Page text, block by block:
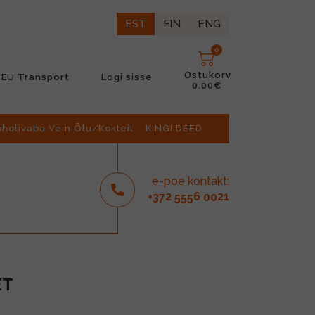
EST FIN ENG
EU Transport Logi sisse
0
Ostukorv
0.00€
Vein Õlu/Kokteil KINGIIDEED
e-poe kontakt:
+372 5556 0021